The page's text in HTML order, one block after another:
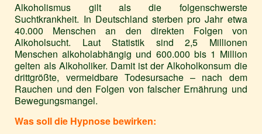
Alkoholismus gilt als die folgenschwerste
Suchtkrankheit. In Deutschland sterben pro Jahr etwa
40.000 Menschen an den direkten Folgen von
Alkoholsucht. Laut Statistik sind 2,5 Millionen
Menschen alkoholabhängig und 600.000 bis 1 Million
gelten als Alkoholiker. Damit ist der Alkoholkonsum die
drittgrößte, vermeidbare Todesursache – nach dem
Rauchen und den Folgen von falscher Ernährung und
Bewegungsmangel.
Was soll die Hypnose bewirken: